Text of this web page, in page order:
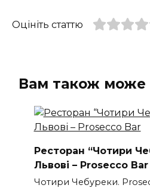
Оцініть статтю
Вам також може
Ресторан “Чотири
Львові – Prosecco Bar
Чотири Чебуреки.